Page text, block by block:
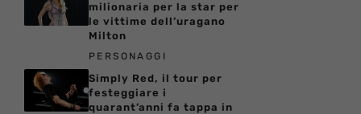
milionaria per la star per
le vittime dell’uragano
Milton
PERSONAGGI
Simply Red, il tour per
festeggiare i
quarant’anni fa tappa in